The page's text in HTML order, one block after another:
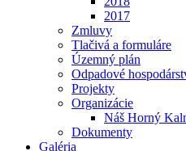
2017
Zmluvy
Tlačivá a formuláre
Územný plán
Odpadové
Projekty
Organizácie
Náš Horný
Dokumenty
Galéria